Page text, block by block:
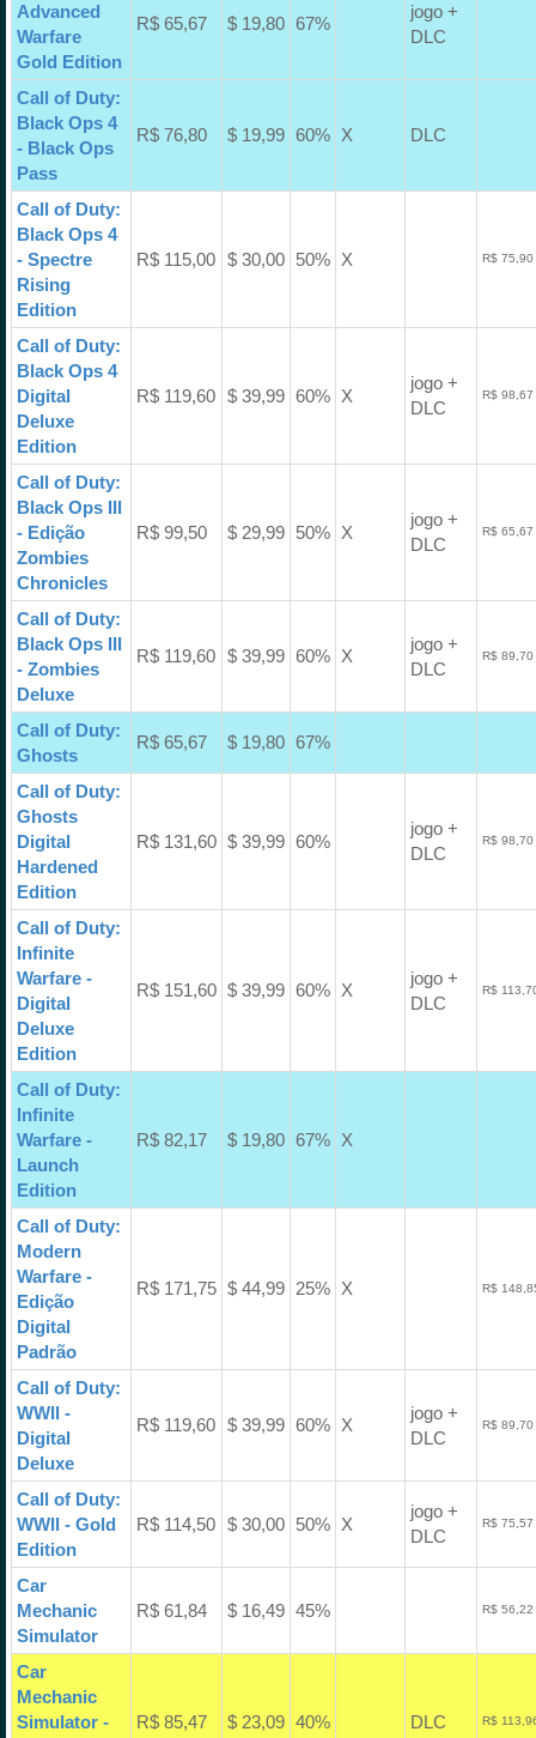
Advanced
Warfare
Gold Edition
R$ 65,67 $ 19,80 67%
jogo +
DLC
Call of Duty:
Black Ops 4
- Black Ops
Pass
R$ 76,80 $ 19,99 60% X DLC
Call of Duty:
Black Ops 4
- Spectre
Rising
Edition
R$ 115,00 $ 30,00 50% X R$
Call of Duty:
Black Ops 4
Digital
Deluxe
Edition
R$ 119,60 $ 39,99 60% X
jogo +
DLC
R$
Call of Duty:
Black Ops III
- Edição
Zombies
Chronicles
R$ 99,50 $ 29,99 50% X
jogo +
DLC
R$
Call of Duty:
Black Ops III
- Zombies
Deluxe
R$ 119,60 $ 39,99 60% X
jogo +
DLC
R$
Call of Duty:
Ghosts
R$ 65,67 $ 19,80 67%
Call of Duty:
Ghosts
Digital
Hardened
Edition
R$ 131,60 $ 39,99 60%
jogo +
DLC
R$
Call of Duty:
Infinite
Warfare -
Digital
Deluxe
Edition
R$ 151,60 $ 39,99 60% X
jogo +
DLC
R$
Call of Duty:
Infinite
Warfare -
Launch
Edition
R$ 82,17 $ 19,80 67% X
Call of Duty:
Modern
Warfare -
Edição
Digital
Padrão
R$ 171,75 $ 44,99 25% X R$
Call of Duty:
WWII -
Digital
Deluxe
R$ 119,60 $ 39,99 60% X
jogo +
DLC
R$
Call of Duty:
WWII - Gold
Edition
R$ 114,50 $ 30,00 50% X
jogo +
DLC
R$
Car
Mechanic
Simulator
R$ 61,84 $ 16,49 45% R$
Car
Mechanic
Simulator -
R$ 85,47 $ 23,09 40% DLC R$